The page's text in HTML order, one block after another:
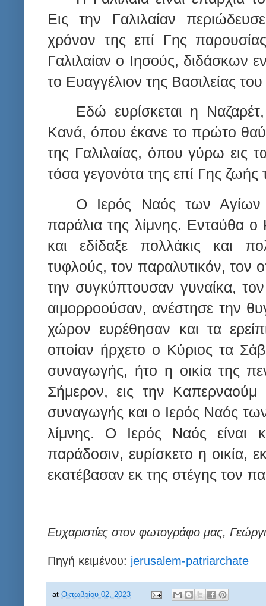
Εις την Γαλιλαίαν
χρόνον της επί Γης
Γαλιλαίαν ο Ιησούς, διδάσκων
το Ευαγγέλιον της Βασιλείας
Εδώ ευρίσκεται η
Κανά, όπου έκανε το πρώτο
της Γαλιλαίας, όπου γύρω εις
τόσα γεγονότα της επί Γης ζωής
Ο Ιερός Ναός των Αγίων
παράλια της λίμνης. Ενταύθα ο
και εδίδαξε πολλάκις και
τυφλούς, τον παραλυτικόν, τον
την συγκύπτουσαν γυναίκα,
αιμορροούσαν, ανέστησε την
χώρον ευρέθησαν και τα
οποίαν ήρχετο ο Κύριος τα
συναγωγής, ήτο η οικία της
Σήμερον, εις την
συναγωγής και ο Ιερός Ναός
λίμνης. Ο Ιερός Ναός είναι
παράδοσιν, ευρίσκετο η οικία,
εκατέβασαν εκ της στέγης τον
Ευχαριστίες στον φωτογράφο μας,
Πηγή κειμένου: jerusalem-patriarchate
at Οκτωβρίου 02, 2023